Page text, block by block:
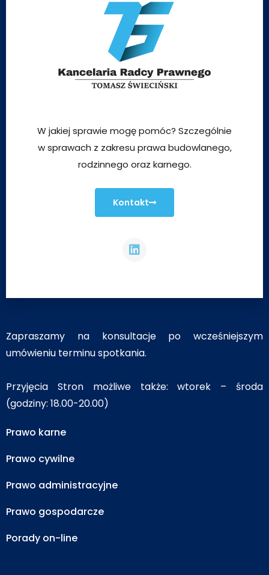
W jakiej sprawie mogę pomóc? Szczególnie
w sprawach z zakresu prawa budowlanego,
rodzinnego oraz karnego.
Kontakt
Zapraszamy na konsultacje po wcześniejszym
umówieniu terminu spotkania.
Przyjęcia Stron możliwe także: wtorek – środa
(godziny: 18.00-20.00)
Prawo karne
Prawo cywilne
Prawo administracyjne
Prawo gospodarcze
Porady on-line